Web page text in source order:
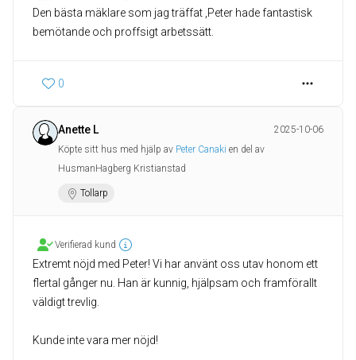
Den bästa mäklare som jag träffat ,Peter hade fantastisk
bemötande och proffsigt arbetssätt.
0
Anette L
2025-10-06
Köpte sitt hus med hjälp av Peter Canaki en del av
HusmanHagberg Kristianstad
Tollarp
Verifierad kund
Extremt nöjd med Peter! Vi har använt oss utav honom ett
flertal gånger nu. Han är kunnig, hjälpsam och framförallt
väldigt trevlig.
Kunde inte vara mer nöjd!